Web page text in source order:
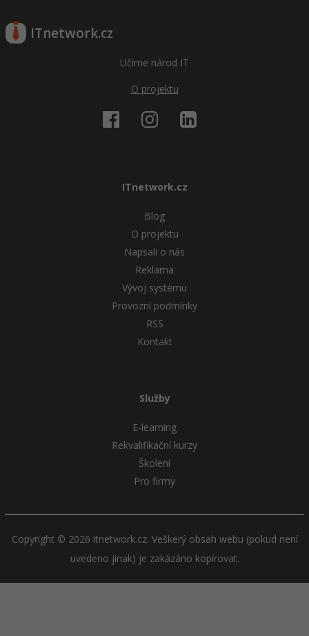
ITnetwork.cz
Učíme národ IT
O projektu
ITnetwork.cz
Blog
O projektu
Napsali o nás
Reklama
Vývoj systému
Provozní podmínky
RSS
Kontakt
Služby
E-learning
Rekvalifikační kurzy
Školení
Pro firmy
Copyright © 2026 itnetwork.cz. Veškerý obsah webu (pokud není
uvedeno jinak) je zakázáno kopírovat.